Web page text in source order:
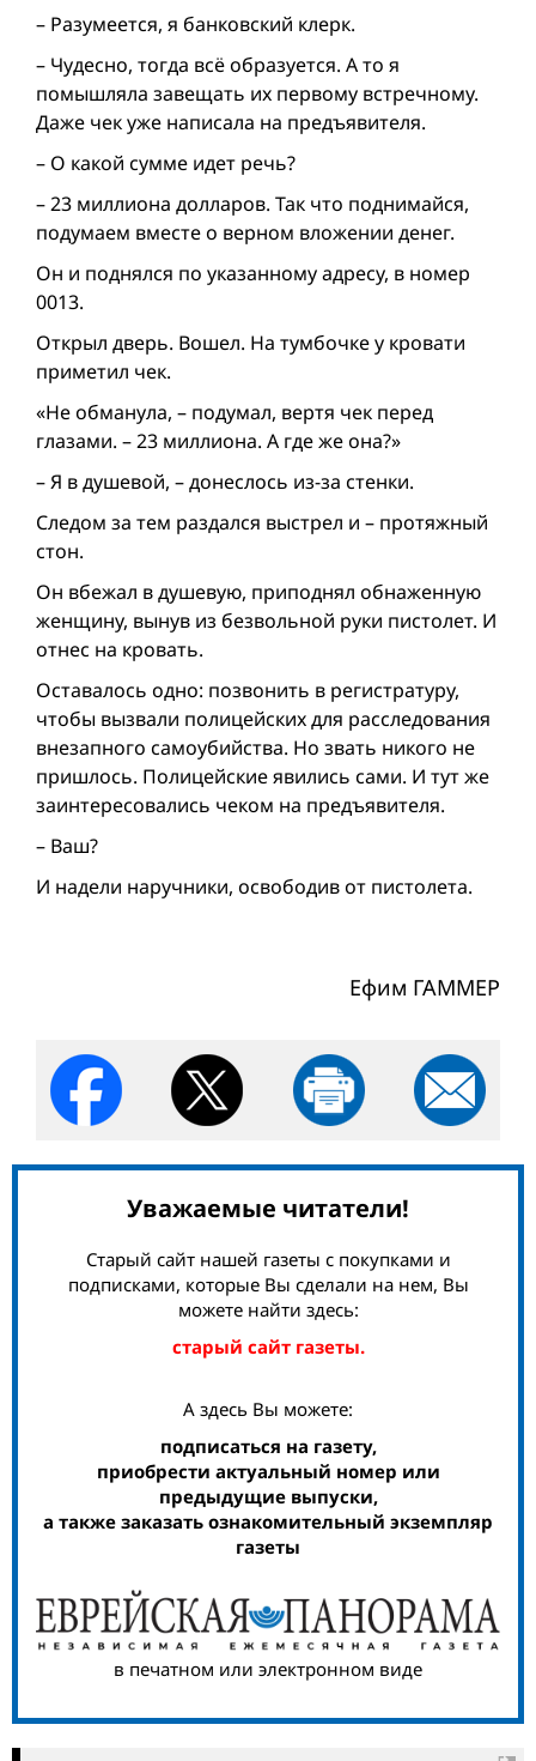
– Разумеется, я банковский клерк.
– Чудесно, тогда всё образуется. А то я
помышляла завещать их первому встречному.
Даже чек уже написала на предъявителя.
– О какой сумме идет речь?
– 23 миллиона долларов. Так что поднимайся,
подумаем вместе о верном вложении денег.
Он и поднялся по указанному адресу, в номер
0013.
Открыл дверь. Вошел. На тумбочке у кровати
приметил чек.
«Не обманула, – подумал, вертя чек перед
глазами. – 23 миллиона. А где же она?»
– Я в душевой, – донеслось из-за стенки.
Следом за тем раздался выстрел и – протяжный
стон.
Он вбежал в душевую, приподнял обнаженную
женщину, вынув из безвольной руки пистолет. И
отнес на кровать.
Оставалось одно: позвонить в регистратуру,
чтобы вызвали полицейских для расследования
внезапного самоубийства. Но звать никого не
пришлось. Полицейские явились сами. И тут же
заинтересовались чеком на предъявителя.
– Ваш?
И надели наручники, освободив от пистолета.
Ефим ГАММЕР
Уважаемые читатели!
Старый сайт нашей газеты с покупками и
подписками, которые Вы сделали на нем, Вы
можете найти здесь:
старый сайт газеты.
А здесь Вы можете:
подписаться на газету,
приобрести актуальный номер или
предыдущие выпуски,
а также заказать ознакомительный экземпляр
газеты
в печатном или электронном виде